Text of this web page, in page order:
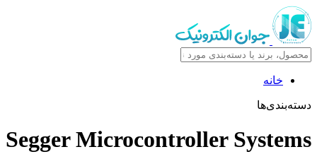
خانه
دسته‌بندی‌ها
Segger Microcontroller Systems